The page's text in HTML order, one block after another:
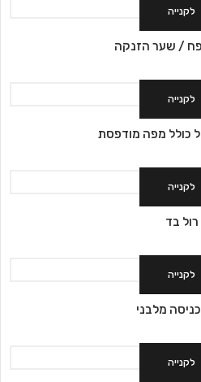
לקנייה
/ שער הזנקה
לקנייה
כולל מפה מודפסת
לקנייה
רול בד
לקנייה
מלבני
לקנייה